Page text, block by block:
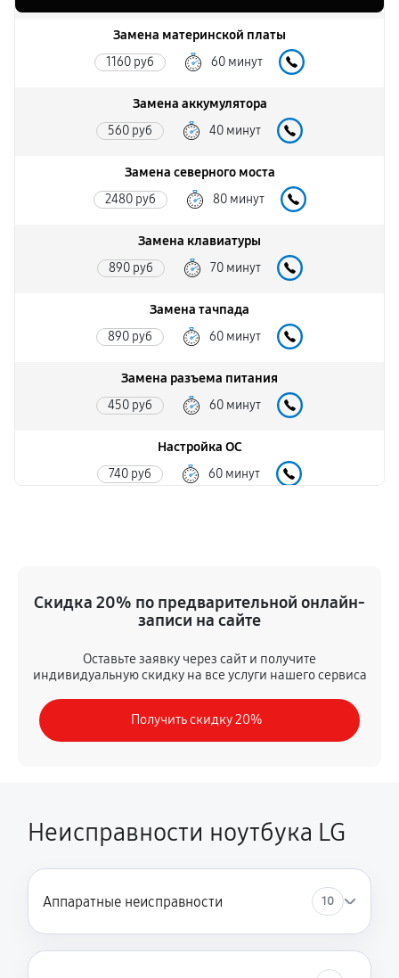
Замена материнской платы
1160 руб 60 минут
Замена аккумулятора
560 руб 40 минут
Замена северного моста
2480 руб 80 минут
Замена клавиатуры
890 руб 70 минут
Замена тачпада
890 руб 60 минут
Замена разъема питания
450 руб 60 минут
Настройка ОС
740 руб 60 минут
680 руб 60 минут
Установка драйверов Windows
410 руб 60 минут
Ремонт мультиконтроллера
2250 руб 60 минут
Скидка 20% по предварительной онлайн-
записи на сайте
Оставьте заявку через сайт и получите
индивидуальную скидку на все услуги нашего сервиса
Получить скидку 20%
Неисправности ноутбука LG
Аппаратные неисправности 10